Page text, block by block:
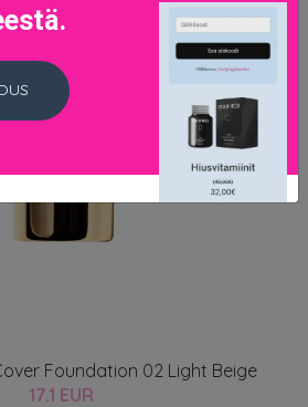
Foundation 02 Light Beige
17.1 EUR